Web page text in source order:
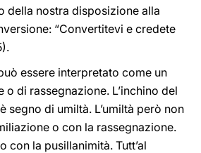
della nostra disposizione alla
“Convertitevi e credete
essere interpretato come un
di rassegnazione. L’inchino del
segno di umiltà. L’umiltà però non
o con la rassegnazione.
con la pusillanimità. Tutt’al